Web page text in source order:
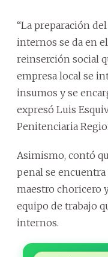
“La preparación
internos se da en
reinserción social
empresa local se
insumos y se
expresó Luis
Penitenciaria
Asimismo, contó
penal se encuentra
maestro choricero
equipo de trabajo
internos.